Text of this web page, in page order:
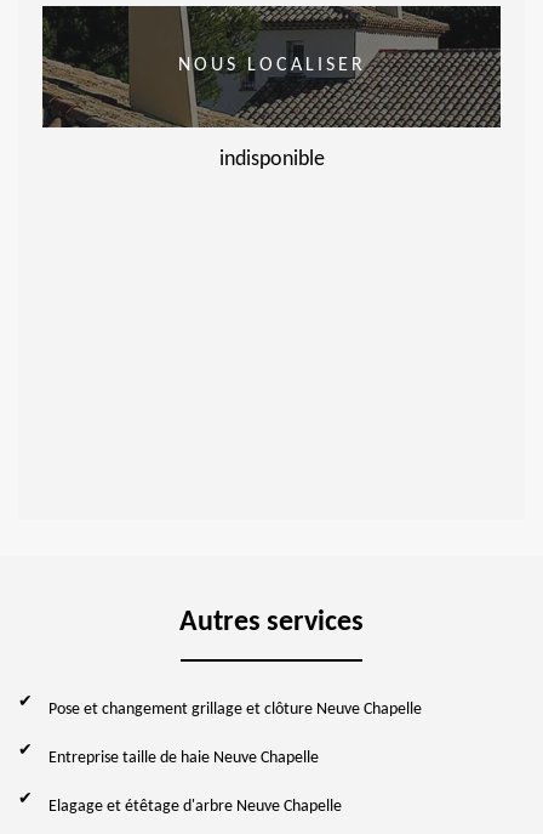
NOUS LOCALISER
indisponible
Autres services
Pose et changement grillage et clôture Neuve Chapelle
Entreprise taille de haie Neuve Chapelle
Elagage et étêtage d'arbre Neuve Chapelle